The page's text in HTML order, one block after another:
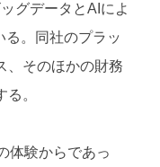
グデータとAIによ
。同社のプラッ
、そのほかの財務
。
体験からであっ